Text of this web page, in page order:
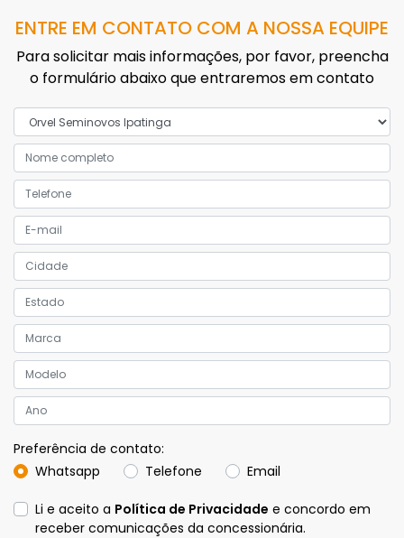
ENTRE EM CONTATO COM A NOSSA EQUIPE
Para solicitar mais informações, por favor, preencha
o formulário abaixo que entraremos em contato
Preferência de contato:
Whatsapp
Telefone Email
Li e aceito a Política de Privacidade e concordo em
receber comunicações da concessionária.